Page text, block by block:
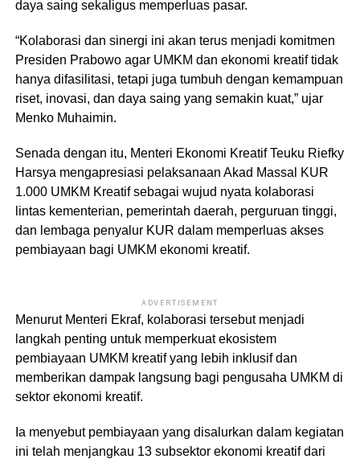
daya saing sekaligus memperluas pasar.
“Kolaborasi dan sinergi ini akan terus menjadi komitmen
Presiden Prabowo agar UMKM dan ekonomi kreatif tidak
hanya difasilitasi, tetapi juga tumbuh dengan kemampuan
riset, inovasi, dan daya saing yang semakin kuat,” ujar
Menko Muhaimin.
Senada dengan itu, Menteri Ekonomi Kreatif Teuku Riefky
Harsya mengapresiasi pelaksanaan Akad Massal KUR
1.000 UMKM Kreatif sebagai wujud nyata kolaborasi
lintas kementerian, pemerintah daerah, perguruan tinggi,
dan lembaga penyalur KUR dalam memperluas akses
pembiayaan bagi UMKM ekonomi kreatif.
ADVERTISEMENT
Menurut Menteri Ekraf, kolaborasi tersebut menjadi
langkah penting untuk memperkuat ekosistem
pembiayaan UMKM kreatif yang lebih inklusif dan
memberikan dampak langsung bagi pengusaha UMKM di
sektor ekonomi kreatif.
Ia menyebut pembiayaan yang disalurkan dalam kegiatan
ini telah menjangkau 13 subsektor ekonomi kreatif dari